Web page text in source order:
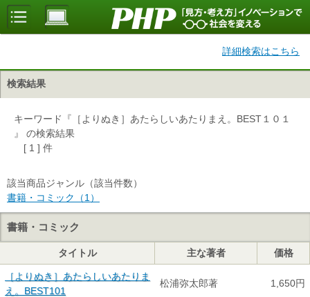
詳細検索はこちら
検索結果
キーワード『［よりぬき］あたらしいあたりまえ。BEST１０１
』 の検索結果
[ 1 ] 件
該当商品ジャンル（該当件数）
書籍・コミック（1）
書籍・コミック
タイトル 主な著者 価格
［よりぬき］あたらしいあたりま
え。BEST101
松浦弥太郎著 1,650円